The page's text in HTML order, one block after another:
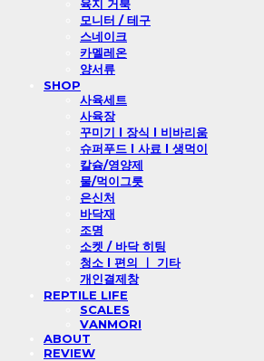
육지 거북
모니터 / 테구
스네이크
카멜레온
양서류
SHOP
사육세트
사육장
꾸미기 l 장식 l 비바리움
슈퍼푸드 l 사료 l 생먹이
칼슘/영양제
물/먹이그릇
은신처
바닥재
조명
소켓 / 바닥 히팅
청소 l 편의 ㅣ 기타
개인결제창
REPTILE LIFE
SCALES
VANMORI
ABOUT
REVIEW